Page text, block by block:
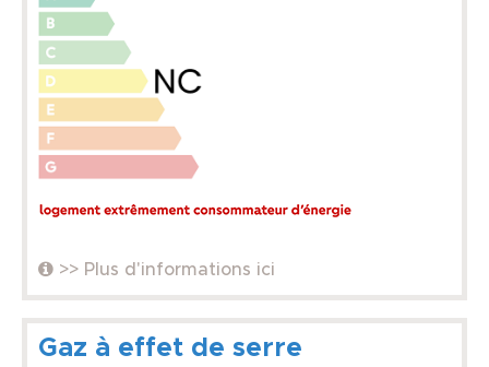
>> Plus d'informations ici
Gaz à effet de serre